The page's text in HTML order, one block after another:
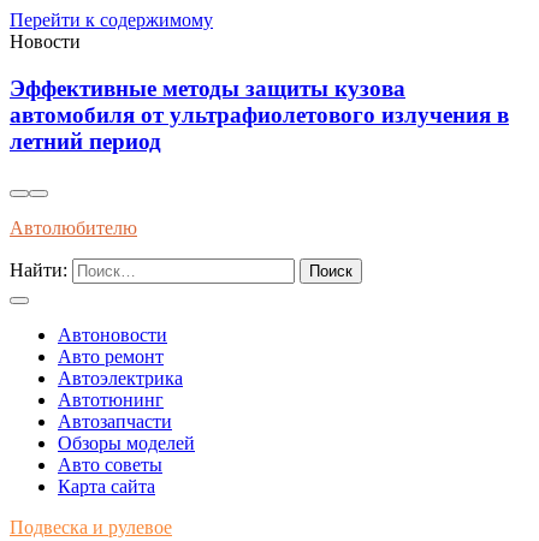
Перейти к содержимому
Новости
в
Как распознать оригинальные запчасти по
упаковке и сертификатам качества
Автолюбителю
Найти:
Автоновости
Авто ремонт
Автоэлектрика
Автотюнинг
Автозапчасти
Обзоры моделей
Авто советы
Карта сайта
Подвеска и рулевое